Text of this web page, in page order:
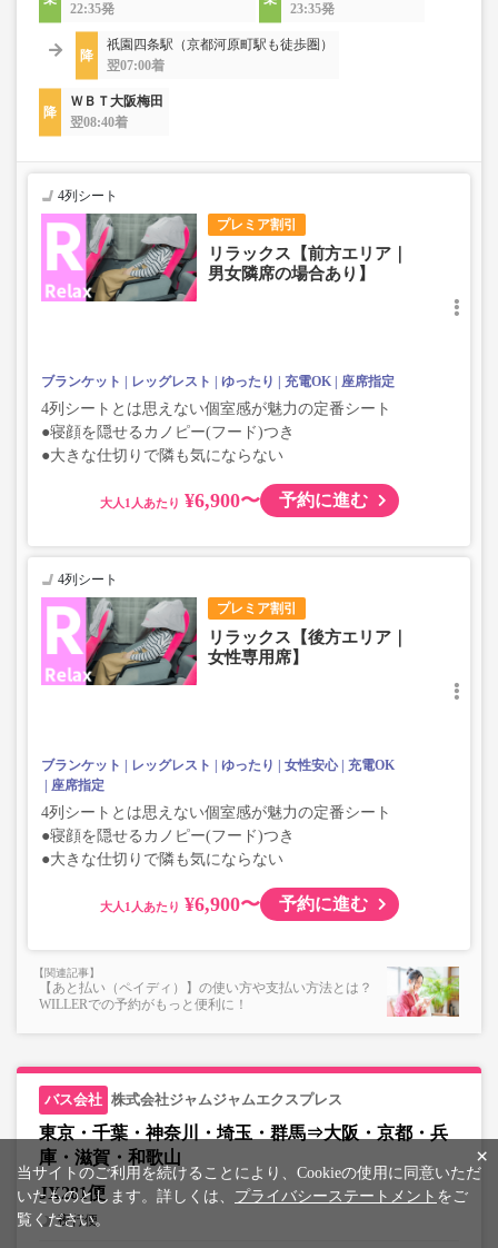
22:35発
23:35発
祇園四条駅（京都河原町駅も徒歩圏）
翌07:00着
ＷＢＴ大阪梅田
翌08:40着
プレミア割引
4列シート
リラックス【前方エリア｜
男女隣席の場合あり】
ブランケット レッグレスト ゆったり 充電OK 座席指定
4列シートとは思えない個室感が魅力の定番シート
●寝顔を隠せるカノピー(フード)つき
●大きな仕切りで隣も気にならない
大人 ¥6,900〜 予約に進む
プレミア割引
4列シート
リラックス【後方エリア｜
女性専用席】
ブランケット レッグレスト ゆったり 女性安心
充電OK
座席指定
4列シートとは思えない個室感が魅力の定番シート
●寝顔を隠せるカノピー(フード)つき
●大きな仕切りで隣も気にならない
大人 ¥6,900〜 予約に進む
【あと払い（ペイディ）】の使い方や支払い方法とは？
WILLERでの予約がもっと便利に！
株式会社ジャムジャムエクスプレス
東京・千葉・神奈川・埼玉・群馬⇒大阪・京都・兵
庫・滋賀・和歌山
JX281便
夜行便
×
当サイトのご利用を続けることにより、Cookieの使用に同意いただ
いたものとします。詳しくは、 プライバシーステートメント をご
覧ください。